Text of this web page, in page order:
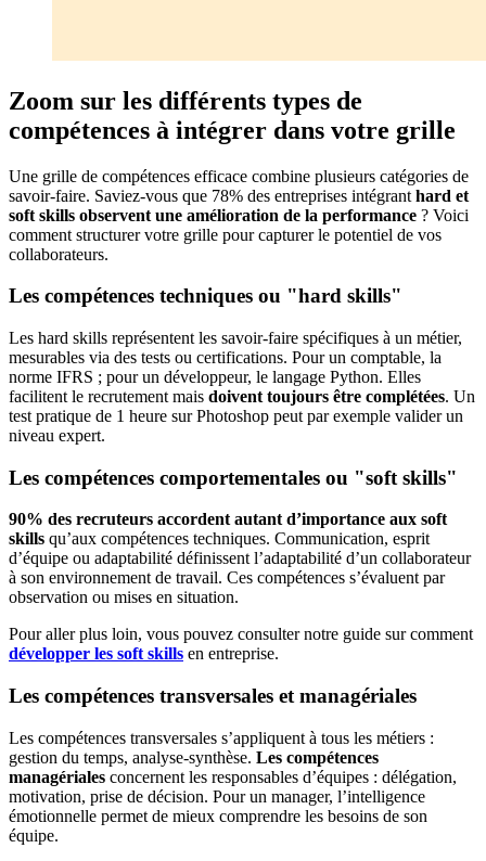
Zoom sur les différents types de
compétences à intégrer dans votre grille
Une grille de compétences efficace combine plusieurs catégories de
savoir-faire. Saviez-vous que 78% des entreprises intégrant hard et
soft skills observent une amélioration de la performance ? Voici
comment structurer votre grille pour capturer le potentiel de vos
collaborateurs.
Les compétences techniques ou "hard skills"
Les hard skills représentent les savoir-faire spécifiques à un métier,
mesurables via des tests ou certifications. Pour un comptable, la
norme IFRS ; pour un développeur, le langage Python. Elles
facilitent le recrutement mais doivent toujours être complétées. Un
test pratique de 1 heure sur Photoshop peut par exemple valider un
niveau expert.
Les compétences comportementales ou "soft skills"
90% des recruteurs accordent autant d’importance aux soft
skills qu’aux compétences techniques. Communication, esprit
d’équipe ou adaptabilité définissent l’adaptabilité d’un collaborateur
à son environnement de travail. Ces compétences s’évaluent par
observation ou mises en situation.
Pour aller plus loin, vous pouvez consulter notre guide sur comment
développer les soft skills en entreprise.
Les compétences transversales et managériales
Les compétences transversales s’appliquent à tous les métiers :
gestion du temps, analyse-synthèse. Les compétences
managériales concernent les responsables d’équipes : délégation,
motivation, prise de décision. Pour un manager, l’intelligence
émotionnelle permet de mieux comprendre les besoins de son
équipe.